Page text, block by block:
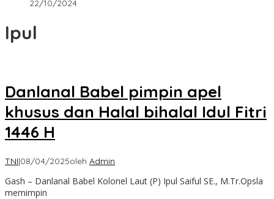
22/10/2024
Ipul
Danlanal Babel pimpin apel
khusus dan Halal bihalal Idul Fitri
1446 H
TNI|08/04/2025oleh Admin
Gash – Danlanal Babel Kolonel Laut (P) Ipul Saiful SE., M.Tr.Opsla
memimpin